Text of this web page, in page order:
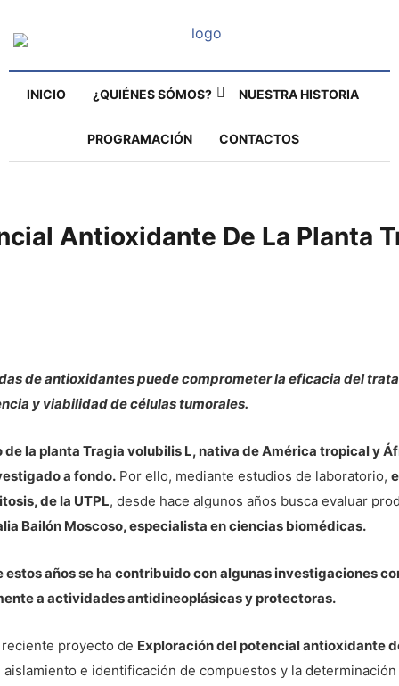
INICIO ¿QUIÉNES SÓMOS? NUESTRA HISTORIA
PROGRAMACIÓN CONTACTOS
Antioxidante De La Planta
de antioxidantes puede comprometer la eficacia del
y viabilidad de células tumorales.
la planta Tragia volubilis L, nativa de América tropical y
a fondo. Por ello, mediante estudios de laboratorio,
de la UTPL, desde hace algunos años busca evaluar
Bailón Moscoso, especialista en ciencias biomédicas.
estos años se ha contribuido con algunas investigaciones
a actividades antidineoplásicas y protectoras.
proyecto de Exploración del potencial antioxidante
e identificación de compuestos y la